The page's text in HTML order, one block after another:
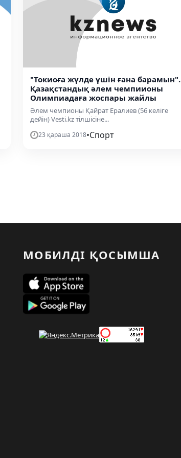
"Токиоға жүлде үшін ғана барамын".
Қазақстандық әлем чемпиионы
Олимпиадаға жоспары жайлы
Әлем чемпионы Қайрат Ералиев (56 келіге
дейін) Vesti.kz тілшісіне...
23 қараша 2018•Спорт
МОБИЛДІ ҚОСЫМША